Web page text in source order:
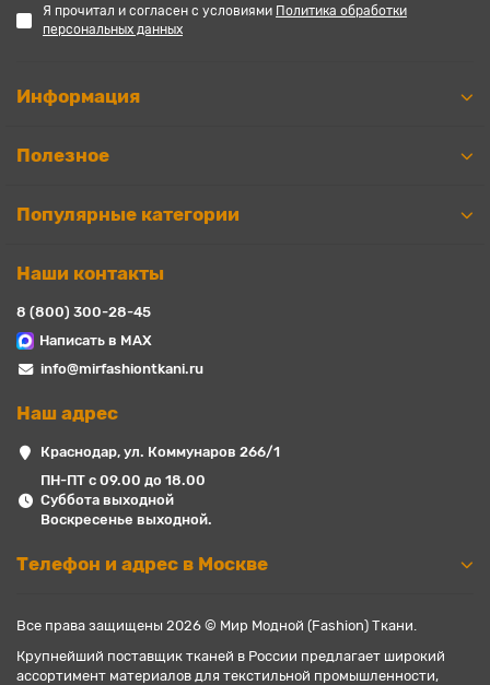
Я прочитал и согласен с условиями Политика обработки
персональных данных
Информация
Полезное
Популярные категории
Наши контакты
8 (800) 300-28-45
Написать в MAX
info@mirfashiontkani.ru
Наш адрес
Краснодар, ул. Коммунаров 266/1
ПН-ПТ с 09.00 до 18.00
Суббота выходной
Воскресенье выходной.
Телефон и адрес в Москве
Все права защищены 2026 © Мир Модной (Fashion) Ткани.
Крупнейший поставщик тканей в России предлагает широкий
ассортимент материалов для текстильной промышленности,